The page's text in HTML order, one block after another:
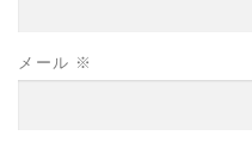
メール ※